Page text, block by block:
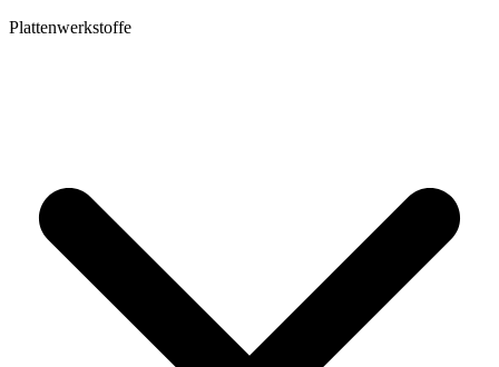
Plattenwerkstoffe